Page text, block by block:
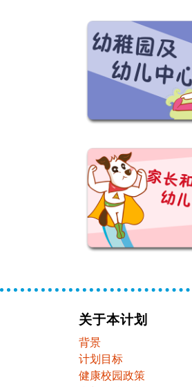
关于本计划
背景
计划目标
健康校园政策